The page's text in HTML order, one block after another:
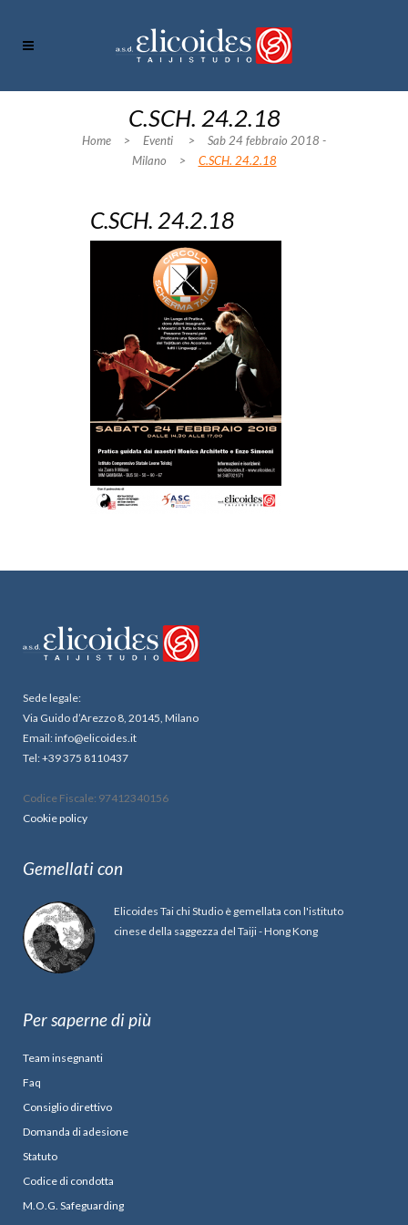
C.SCH. 24.2.18
Home > Eventi >
Sab 24 febbraio 2018 -
Milano
> C.SCH. 24.2.18
C.SCH. 24.2.18
Sede legale:
Via Guido d’Arezzo 8, 20145, Milano
Email: info@elicoides.it
Tel: +39 375 8110437
Codice Fiscale: 97412340156
Cookie policy
Gemellati con
Elicoides Tai chi Studio è gemellata con l'istituto
cinese della saggezza del Taiji - Hong Kong
Per saperne di più
Team insegnanti
Faq
Consiglio direttivo
Domanda di adesione
Statuto
Codice di condotta
M.O.G. Safeguarding